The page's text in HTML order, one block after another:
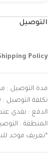
التوصيل
Policy
مدة التوصيل : من 2- 4
تكلفة التوصيل : 10 شيكل
الدفع : نقدي
المنطقة :
*تعريف موحد